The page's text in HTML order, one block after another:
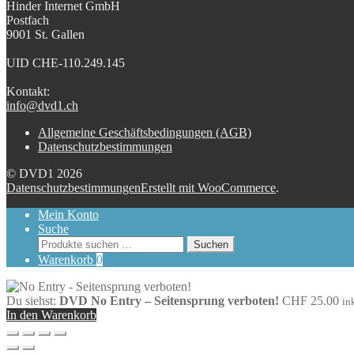
Hinder Internet GmbH
Postfach
9001 St. Gallen
UID CHE-110.249.145
Kontakt:
info@dvd1.ch
Allgemeine Geschäftsbedingungen (AGB)
Datenschutzbestimmungen
© DVD1 2026
DatenschutzbestimmungenErstellt mit WooCommerce.
Mein Konto
Suche
Suchen
nach:
Suchen
Warenkorb 0
Du siehst: DVD No Entry – Seitensprung verboten! CHF 25.00
In den Warenkorb